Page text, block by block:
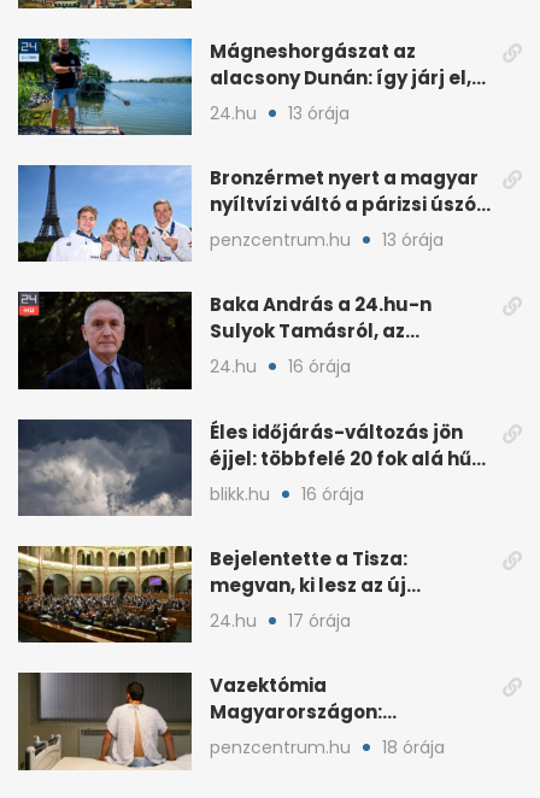
Mágneshorgászat az
alacsony Dunán: így járj el,
ha robbanószert találsz
24.hu 13 órája
Bronzérmet nyert a magyar
nyíltvízi váltó a párizsi úszó
Eb-n
penzcentrum.hu 13 órája
Baka András a 24.hu-n
Sulyok Tamásról, az
alkotmányról és a Tiszáról
24.hu 16 órája
Éles időjárás-változás jön
éjjel: többfelé 20 fok alá hűl
a levegő
blikk.hu 16 órája
Bejelentette a Tisza:
megvan, ki lesz az új
köztársasági elnök
24.hu 17 órája
Vazektómia
Magyarországon:
magánban is akár egy év a
várólista
penzcentrum.hu 18 órája